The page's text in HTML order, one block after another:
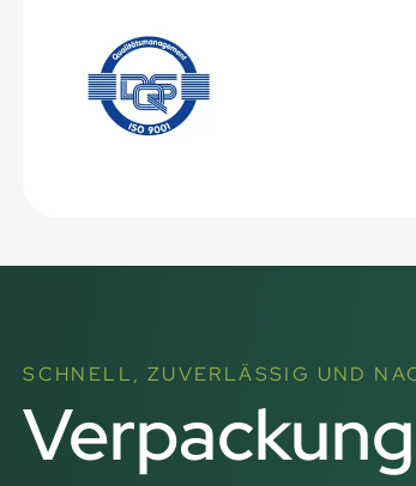
SCHNELL, ZUVERLÄSSIG UND